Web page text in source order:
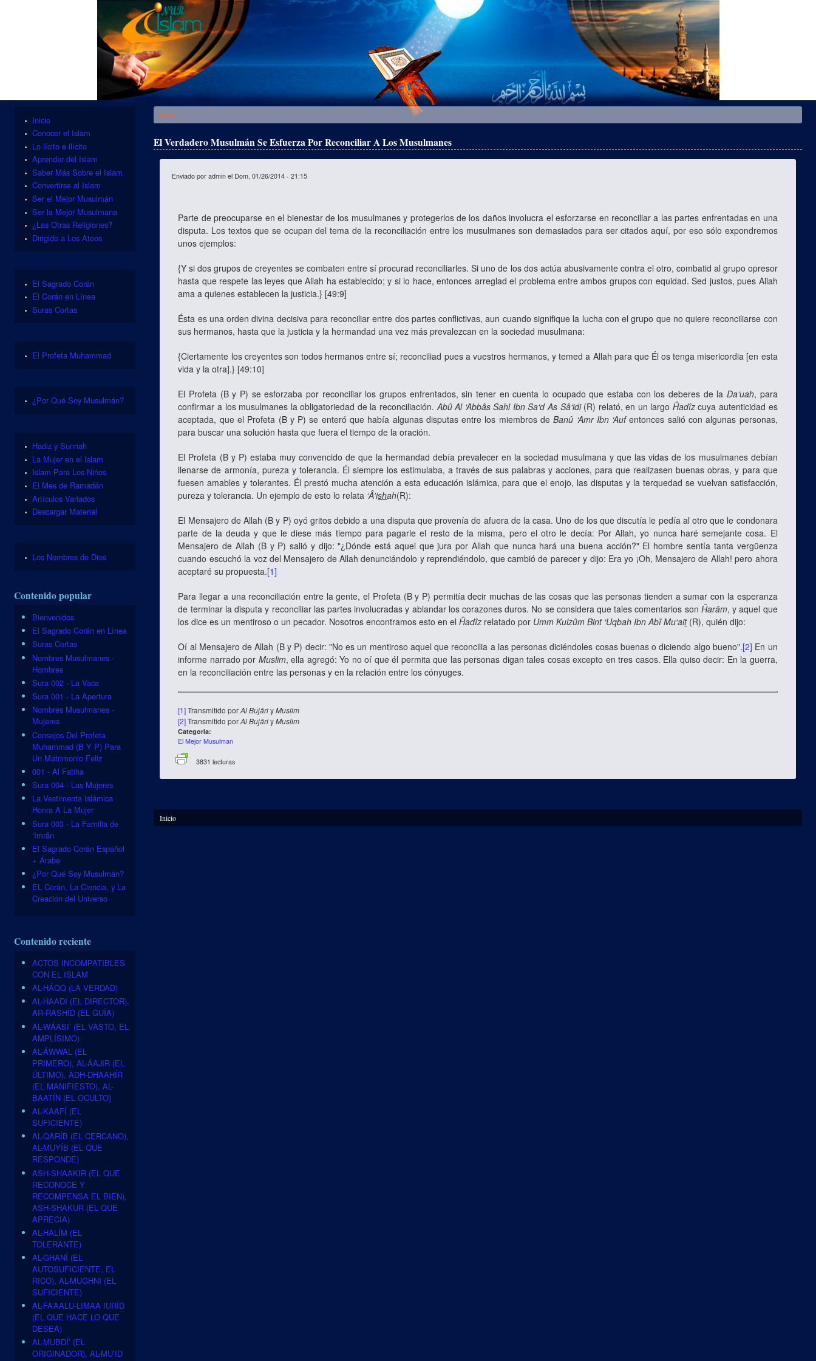
Se encuentra usted aquí
Inicio
El Verdadero Musulmán Se Esfuerza Por Reconciliar A Los Musulmanes
Enviado poradmin el Dom, 01/26/2014 - 21:15
Parte de preocuparse en el bienestar de los musulmanes y protegerlos de los daños involucra el esforzarse en reconciliar a las partes enfrentadas en una
disputa. Los textos que se ocupan del tema de la reconciliación entre los musulmanes son demasiados para ser citados aquí, por eso sólo expondremos
unos ejemplos:
{Y si dos grupos de creyentes se combaten entre sí procurad reconciliarles. Si uno de los dos actúa abusivamente contra el otro, combatid al grupo opresor
hasta que respete las leyes que Allah ha establecido; y si lo hace, entonces arreglad el problema entre ambos grupos con equidad. Sed justos, pues Allah
ama a quienes establecen la justicia.} [49:9]
Ésta es una orden divina decisiva para reconciliar entre dos partes conflictivas, aun cuando signifique la lucha con el grupo que no quiere reconciliarse con
sus hermanos, hasta que la justicia y la hermandad una vez más prevalezcan en la sociedad musulmana:
{Ciertamente los creyentes son todos hermanos entre sí; reconciliad pues a vuestros hermanos, y temed a Allah para que Él os tenga misericordia [en esta
vida y la otra].} [49:10]
El Profeta (B y P) se esforzaba por reconciliar los grupos enfrentados, sin tener en cuenta lo ocupado que estaba con los deberes de la Da‘uah, para
confirmar a los musulmanes la obligatoriedad de la reconciliación.Abû Al ‘Abbâs Sahl Ibn Sa‘d As Sâ‘idi(R) relató, en un largo Ĥadîzcuya autenticidad es
aceptada, que el Profeta (B y P) se enteró que había algunas disputas entre los miembros deBanû ‘Amr Ibn ‘Aufentonces salió con algunas personas,
para buscar una solución hasta que fuera el tiempo de la oración.
El Profeta (B y P) estaba muy convencido de que la hermandad debía prevalecer en la sociedad musulmana y que las vidas de los musulmanes debían
llenarse de armonía, pureza y tolerancia. Él siempre los estimulaba, a través de sus palabras y acciones, para que realizasen buenas obras, y para que
fuesen amables y tolerantes. Él prestó mucha atención a esta educación islámica, para que el enojo, las disputas y la terquedad se vuelvan satisfacción,
pureza y tolerancia. Un ejemplo de esto lo relata ‘Â'ishah(R):
El Mensajero de Allah (B y P) oyó gritos debido a una disputa que provenía de afuera de la casa. Uno de los que discutía le pedía al otro que le condonara
parte de la deuda y que le diese más tiempo para pagarle el resto de la misma, pero el otro le decía: Por Allah, yo nunca haré semejante cosa. El
Mensajero de Allah (B y P) salió y dijo: "¿Dónde está aquel que jura por Allah que nunca hará una buena acción?" El hombre sentía tanta vergüenza
cuando escuchó la voz del Mensajero de Allah denunciándolo y reprendiéndolo, que cambió de parecer y dijo: Era yo ¡Oh, Mensajero de Allah! pero ahora
aceptaré su propuesta.[1]
Para llegar a una reconciliación entre la gente, el Profeta (B y P) permitía decir muchas de las cosas que las personas tienden a sumar con la esperanza
de terminar la disputa y reconciliar las partes involucradas y ablandar los corazones duros. No se considera que tales comentarios son Ĥarâm, y aquel que
los dice es un mentiroso o un pecador. Nosotros encontramos esto en elĤadîz relatado por Umm Kulzûm Bint ‘Uqbah Ibn Abî Mu‘ait(R), quién dijo:
Oí al Mensajero de Allah (B y P) decir: "No es un mentiroso aquel que reconcilia a las personas diciéndoles cosas buenas o diciendo algo bueno".[2] En un
informe narrado por Muslim, ella agregó: Yo no oí que él permita que las personas digan tales cosas excepto en tres casos. Ella quiso decir: En la guerra,
en la reconciliación entre las personas y en la relación entre los cónyuges.
[1]Transmitido porAl BujâriyMuslim
[2]Transmitido porAl BujâriyMuslim
Categoria:
El Mejor Musulman
3831 lecturas
Se encuentra usted aquí
Inicio
Inicio
Conocer el Islam
Lo lícito e ilícito
Aprender del Islam
Saber Más Sobre el Islam
Convertirse al Islam
Ser el Mejor Musulmán
Ser la Mejor Musulmana
¿Las Otras Religiones?
Dirigido a Los Ateos
El Sagrado Corán
El Corán en Línea
Suras Cortas
El Profeta Muhammad
¿Por Qué Soy Musulmán?
Hadiz y Sunnah
La Mujer en el Islam
Islam Para Los Niños
El Mes de Ramadán
Artículos Variados
Descargar Material
Los Nombres de Dios
Contenido popular
Bienvenidos
El Sagrado Corán en Línea
Suras Cortas
Nombres Musulmanes -
Hombres
Sura 002 - La Vaca
Sura 001 - La Apertura
Nombres Musulmanes -
Mujeres
Consejos Del Profeta
Muhammad (B Y P) Para
Un Matrimonio Feliz
001 - Al Fatiha
Sura 004 - Las Mujeres
La Vestimenta Islámica
Honra A La Mujer
Sura 003 - La Familia de
‘Imrân
El Sagrado Corán Español
+ Árabe
¿Por Qué Soy Musulmán?
EL Corán, La Ciencia, y La
Creación del Universo
Contenido reciente
ACTOS INCOMPATIBLES
CON EL ISLAM
AL-HÁQQ (LA VERDAD)
AL-HAADI (EL DIRECTOR),
AR-RASHÍD (EL GUÍA)
AL-WÁASI’ (EL VASTO, EL
AMPLÍSIMO)
AL-ÁWWAL (EL
PRIMERO), AL-ÁAJIR (EL
ÚLTIMO), ADH-DHAAHÍR
(EL MANIFIESTO), AL-
BAATÍN (EL OCULTO)
AL-KAAFÍ (EL
SUFICIENTE)
AL-QARÍB (EL CERCANO),
AL-MUYÍB (EL QUE
RESPONDE)
ASH-SHAAKIR (EL QUE
RECONOCE Y
RECOMPENSA EL BIEN),
ASH-SHAKUR (EL QUE
APRECIA)
AL-HALÍM (EL
TOLERANTE)
AL-GHANÍ (EL
AUTOSUFICIENTE, EL
RICO), AL-MUGHNI (EL
SUFICIENTE)
AL-FA’AALU-LIMAA IURÍD
(EL QUE HACE LO QUE
DESEA)
AL-MUBDÍ’ (EL
ORIGINADOR), AL-MU’ID